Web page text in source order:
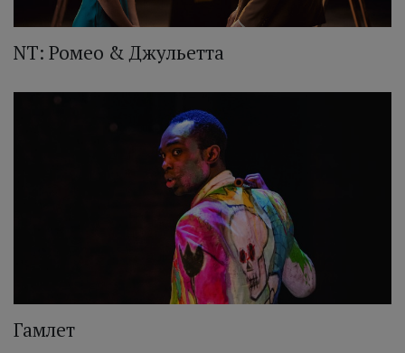
NT: Ромео & Джульетта
Гамлет